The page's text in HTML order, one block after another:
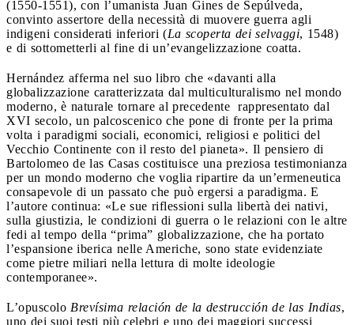
(1550-1551), con l’umanista Juan Gines de Sepúlveda,
convinto assertore della necessità di muovere guerra agli
indigeni considerati inferiori (La scoperta dei selvaggi, 1548)
e di sottometterli al fine di un’evangelizzazione coatta.
Hernández afferma nel suo libro che «davanti alla
globalizzazione caratterizzata dal multiculturalismo nel mondo
moderno, è naturale tornare al precedente rappresentato dal
XVI secolo, un palcoscenico che pone di fronte per la prima
volta i paradigmi sociali, economici, religiosi e politici del
Vecchio Continente con il resto del pianeta». Il pensiero di
Bartolomeo de las Casas costituisce una preziosa testimonianza
per un mondo moderno che voglia ripartire da un’ermeneutica
consapevole di un passato che può ergersi a paradigma. E
l’autore continua: «Le sue riflessioni sulla libertà dei nativi,
sulla giustizia, le condizioni di guerra o le relazioni con le altre
fedi al tempo della “prima” globalizzazione, che ha portato
l’espansione iberica nelle Americhe, sono state evidenziate
come pietre miliari nella lettura di molte ideologie
contemporanee».
L’opuscolo Brevísima relación de la destrucción de las Indias,
uno dei suoi testi più celebri e uno dei maggiori successi